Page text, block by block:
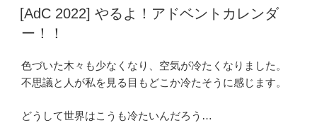
工、
め
ま
た”
稿
日:
[AdC 2022] やるよ！アドベントカレンダ
ー！！
色づいた木々も少なくなり、空気が冷たくなりました。
不思議と人が私を見る目もどこか冷たそうに感じます。
どうして世界はこうも冷たいんだろう…